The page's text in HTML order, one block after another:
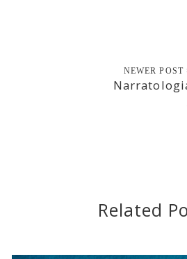
NEWER POST
Related